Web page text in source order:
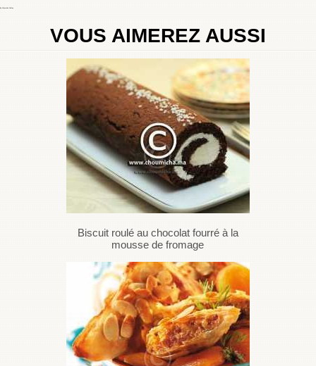
VOUS AIMEREZ AUSSI
Biscuit roulé au chocolat fourré à la
mousse de fromage